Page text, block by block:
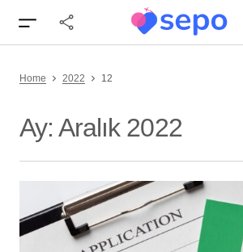
Home 2022 12
Ay:Aralık 2022